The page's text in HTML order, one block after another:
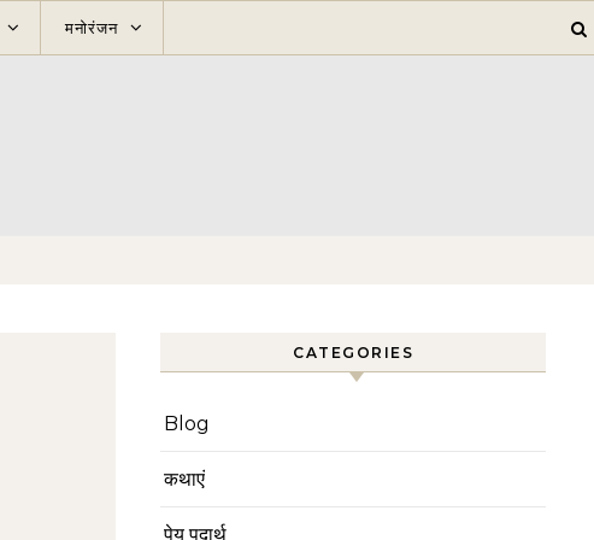
मनोरंजन
CATEGORIES
Blog
कथाएं
पेय पदार्थ